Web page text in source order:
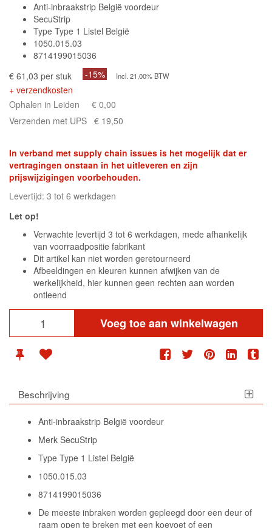
Anti-inbraakstrip België voordeur
SecuStrip
Type Type 1 Listel België
1050.015.03
8714199015036
€ 61,03 per stuk
-15% Incl. 21,00% BTW
+ verzendkosten
Ophalen in Leiden
€ 0,00
Verzenden met UPS € 19,50
In verband met supply chain issues is het mogelijk dat er
vertragingen onstaan in het uitleveren en zijn
prijswijzigingen voorbehouden.
Levertijd: 3 tot 6 werkdagen
Let op!
Verwachte levertijd 3 tot 6 werkdagen, mede afhankelijk
van voorraadpositie fabrikant
Dit artikel kan niet worden geretourneerd
Afbeeldingen en kleuren kunnen afwijken van de
werkelijkheid, hier kunnen geen rechten aan worden
ontleend
Voeg toe aan winkelwagen
Beschrijving
Anti-inbraakstrip België voordeur
Merk SecuStrip
Type Type 1 Listel België
1050.015.03
8714199015036
De meeste inbraken worden gepleegd door een deur of
raam open te breken met een koevoet of een